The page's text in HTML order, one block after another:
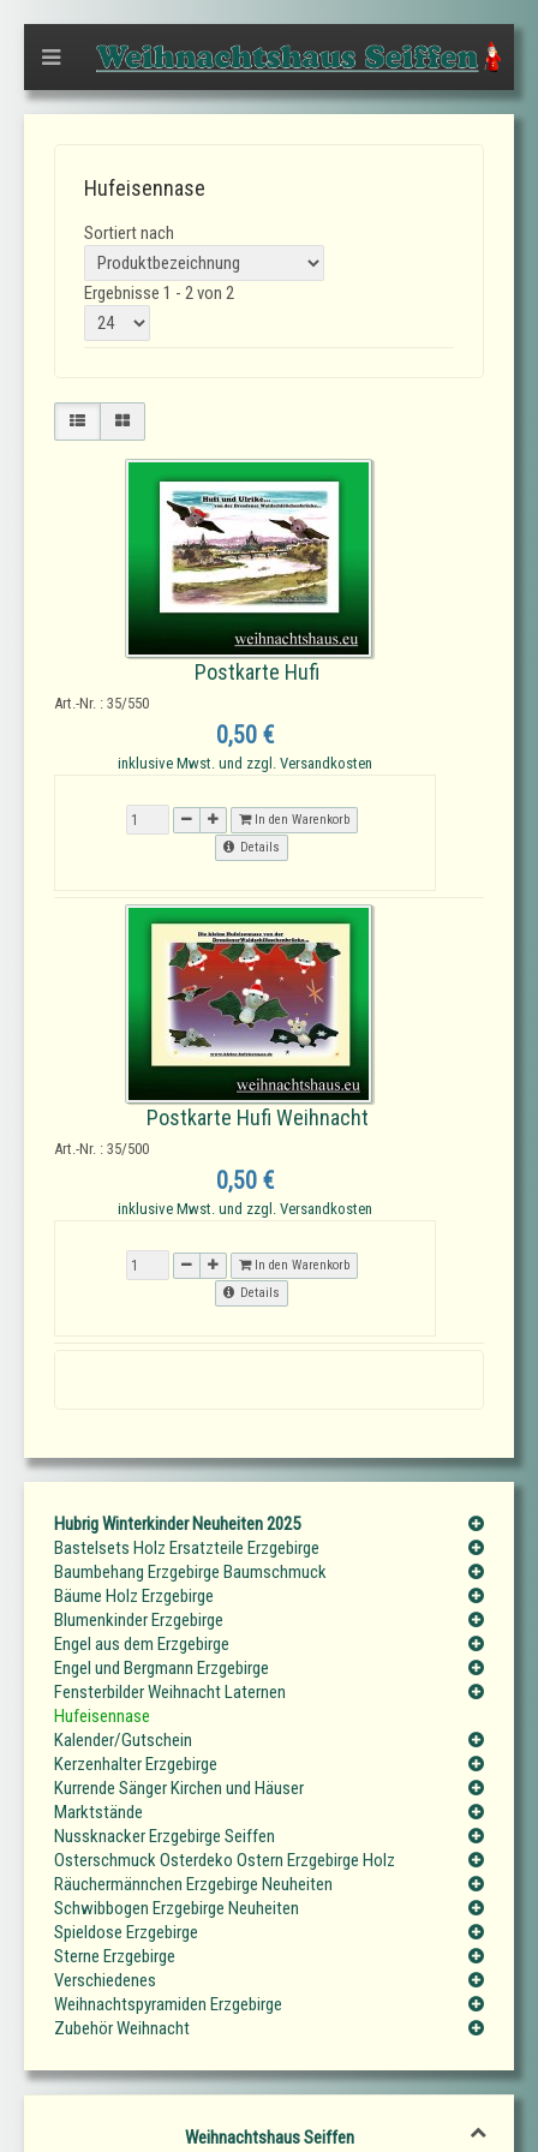
Hufeisennase
Sortiert nach
Ergebnisse 1 - 2 von 2
Postkarte Hufi
Art.-Nr. : 35/550
0,50 €
inklusive Mwst. und zzgl. Versandkosten
In den Warenkorb
Details
Postkarte Hufi Weihnacht
Art.-Nr. : 35/500
0,50 €
inklusive Mwst. und zzgl. Versandkosten
In den Warenkorb
Details
Hubrig Winterkinder Neuheiten 2025
Bastelsets Holz Ersatzteile Erzgebirge
Baumbehang Erzgebirge Baumschmuck
Bäume Holz Erzgebirge
Blumenkinder Erzgebirge
Engel aus dem Erzgebirge
Engel und Bergmann Erzgebirge
Fensterbilder Weihnacht Laternen
Hufeisennase
Kalender/Gutschein
Kerzenhalter Erzgebirge
Kurrende Sänger Kirchen und Häuser
Marktstände
Nussknacker Erzgebirge Seiffen
Osterschmuck Osterdeko Ostern Erzgebirge Holz
Räuchermännchen Erzgebirge Neuheiten
Schwibbogen Erzgebirge Neuheiten
Spieldose Erzgebirge
Sterne Erzgebirge
Verschiedenes
Weihnachtspyramiden Erzgebirge
Zubehör Weihnacht
Weihnachtshaus Seiffen